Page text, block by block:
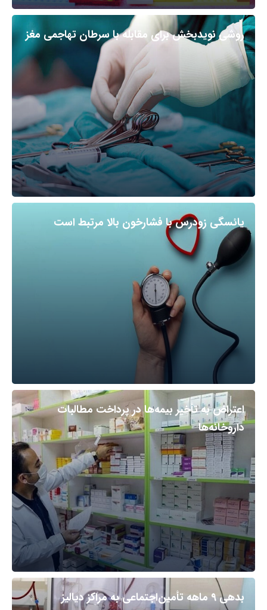
روشی نویدبخش برای مقابله با سرطان تهاجمی مغز
یائسگی زودرس با فشارخون بالا مرتبط است
اعتراض به تأخیر بیمه‌ها در پرداخت مطالبات
داروخانه‌ها
بدهی ۹ ماهه تأمین‌اجتماعی به مراکز دیالیز